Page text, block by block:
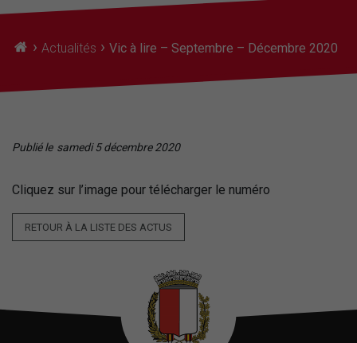
› Actualités › Vic à lire – Septembre – Décembre 2020
Publié le samedi 5 décembre 2020
Cliquez sur l’image pour télécharger le numéro
RETOUR À LA LISTE DES ACTUS